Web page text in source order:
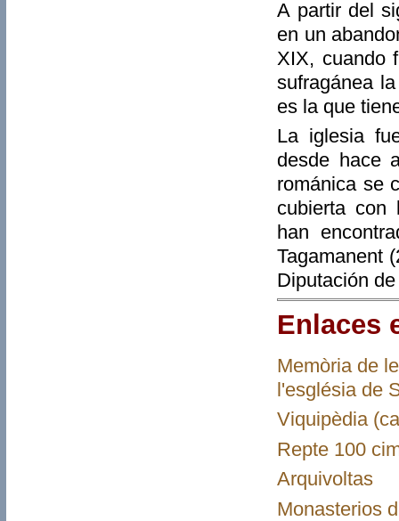
A partir del
en un
XIX, cuando
sufragánea
es la que
La iglesia
desde hace
románica se
cubierta con
han
Tagamanent
Diputación
Enlaces
Memòria de
l'església de
Viquipèdia
Repte 100
Arquivoltas
Monasterios